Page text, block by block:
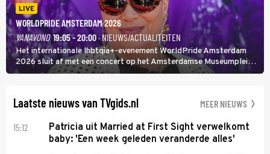
LIVE
WORLDPRIDE AMSTERDAM 2026
VANAVOND 19:05 - 20:00· NIEUWS/ACTUALITEITEN
Het internationale lhbtqia+-evenement WorldPride Amsterdam
2026 sluit af met een concert op het Amsterdamse Museumplein.
Anita Doth is een van de optredende artiesten. In de jaren 90
Laatste nieuws van TVgids.nl MEER NIEUWS
15:12
Patricia uit Married at First Sight verwelkomt
baby: 'Een week geleden veranderde alles'